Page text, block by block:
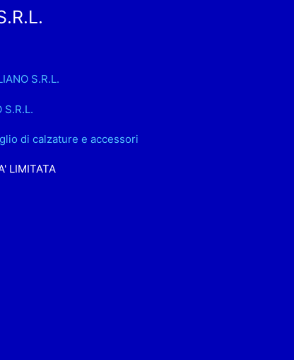
S.R.L.
S.R.L.
di calzature e accessori
LIMITATA